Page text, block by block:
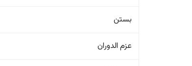
بستن
عزم الدوران